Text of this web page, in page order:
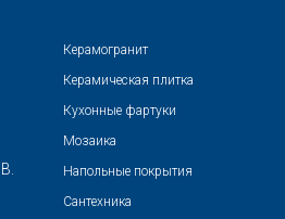
Керамогранит
Керамическая плитка
Кухонные фартуки
Мозаика
Напольные покрытия
Сантехника